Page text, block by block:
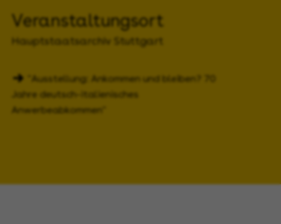
Veranstaltungsort
Hauptstaatsarchiv Stuttgart
"Ausstellung: Ankommen und bleiben? 70
Jahre deutsch-italienisches
Anwerbeabkommen"